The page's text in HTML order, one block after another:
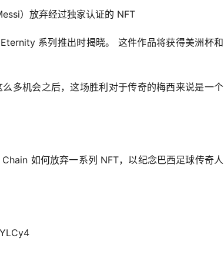
系列推出时揭晓。 这件作品将获得美洲杯和
多机会之后，这场胜利对于传奇的梅西来说是一个
如何放弃一系列 NFT，以纪念巴西足球传奇人